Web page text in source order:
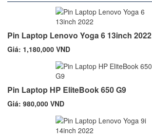
Pin Laptop Lenovo Yoga 6 13inch 2022
Giá: 1,180,000 VND
Pin Laptop HP EliteBook 650 G9
Giá: 980,000 VND